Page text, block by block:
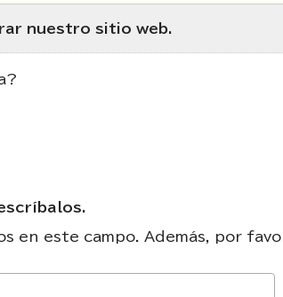
nuestro sitio web.
en este campo. Además, por